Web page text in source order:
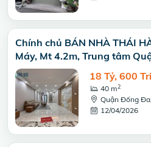
Chính chủ BÁN NHÀ THÁI
Máy, Mt 4.2m, Trung tâm
18 Tỷ, 600
40 m2
Quận Đống
12/04/2026